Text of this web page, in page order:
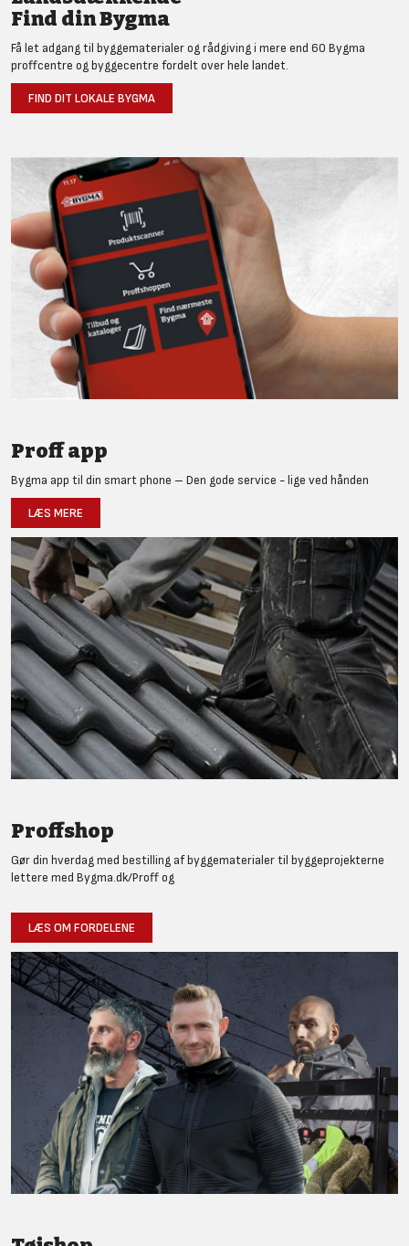
Find din Bygma
Få let adgang til byggematerialer og rådgiving i mere end 60 Bygma
proffcentre og byggecentre fordelt over hele landet.
FIND DIT LOKALE BYGMA
Proff app
Bygma app til din smart phone – Den gode service - lige ved hånden
LÆS MERE
Proffshop
Gør din hverdag med bestilling af byggematerialer til byggeprojekterne
lettere med Bygma.dk/Proff og
LÆS OM FORDELENE